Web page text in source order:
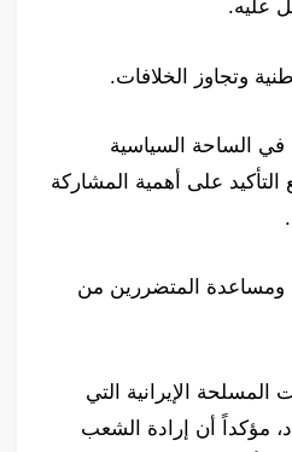
عليه.
وتجاوز الخلافات.
في الساحة السياسية
التأكيد على أهمية المشاركة
ومساعدة المتضررين من
المسلحة الإيرانية التي
مؤكداً أن إرادة الشعب